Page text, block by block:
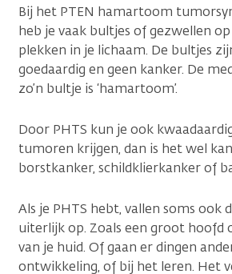
Bij het PTEN hamartoom
heb je vaak bultjes of gezwellen
plekken in je lichaam. De bultjes
goedaardig en geen kanker. De
zo’n bultje is ‘hamartoom’.
Door PHTS kun je ook
tumoren krijgen, dan is het wel
borstkanker, schildklierkanker of
Als je PHTS hebt, vallen soms ook
uiterlijk op. Zoals een groot hoofd
van je huid. Of gaan er dingen
ontwikkeling, of bij het leren. Het